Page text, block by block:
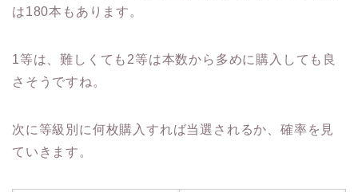
は180本もあります。
1等は、難しくても2等は本数から多めに購入しても良
さそうですね。
次に等級別に何枚購入すれば当選されるか、確率を見
ていきます。